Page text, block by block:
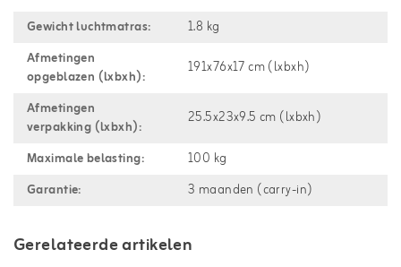
Gewicht luchtmatras:
1.8 kg
Afmetingen
opgeblazen (lxbxh):
191x76x17 cm (lxbxh)
Afmetingen
verpakking (lxbxh):
25.5x23x9.5 cm (lxbxh)
Maximale belasting:
100 kg
Garantie:
3 maanden (carry-in)
Gerelateerde artikelen